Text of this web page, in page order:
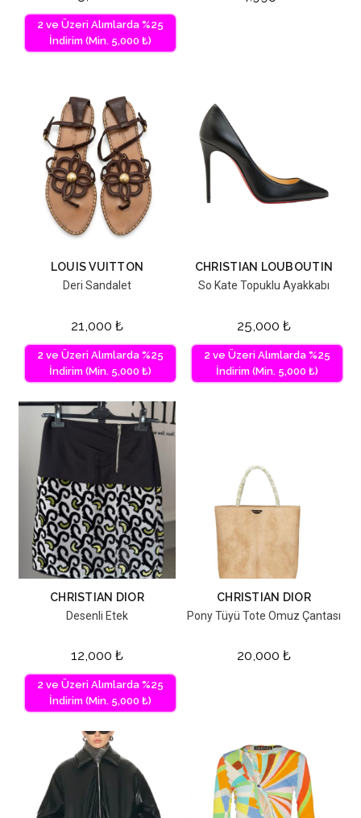
2 ve Üzeri Alımlarda %25
İndirim (Min. 5,000 ₺)
LOUIS VUITTON
Deri Sandalet
21,000 ₺
2 ve Üzeri Alımlarda %25
İndirim (Min. 5,000 ₺)
CHRISTIAN LOUBOUTIN
So Kate Topuklu Ayakkabı
25,000 ₺
2 ve Üzeri Alımlarda %25
İndirim (Min. 5,000 ₺)
CHRISTIAN DIOR
Desenli Etek
12,000 ₺
2 ve Üzeri Alımlarda %25
İndirim (Min. 5,000 ₺)
CHRISTIAN DIOR
Pony Tüyü Tote Omuz Çantası
20,000 ₺